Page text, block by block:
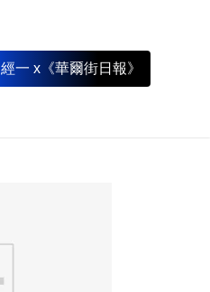
經一 x《華爾街日報》